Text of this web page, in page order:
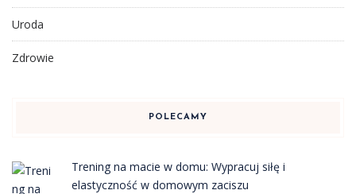
Uroda
Zdrowie
POLECAMY
Trening na macie w domu: Wypracuj siłę i
elastyczność w domowym zaciszu